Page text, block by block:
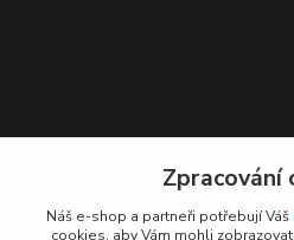
BikeForce.cz
Zpracování
Náš e-shop a partneři potřebují Váš
cookies, aby Vám mohli